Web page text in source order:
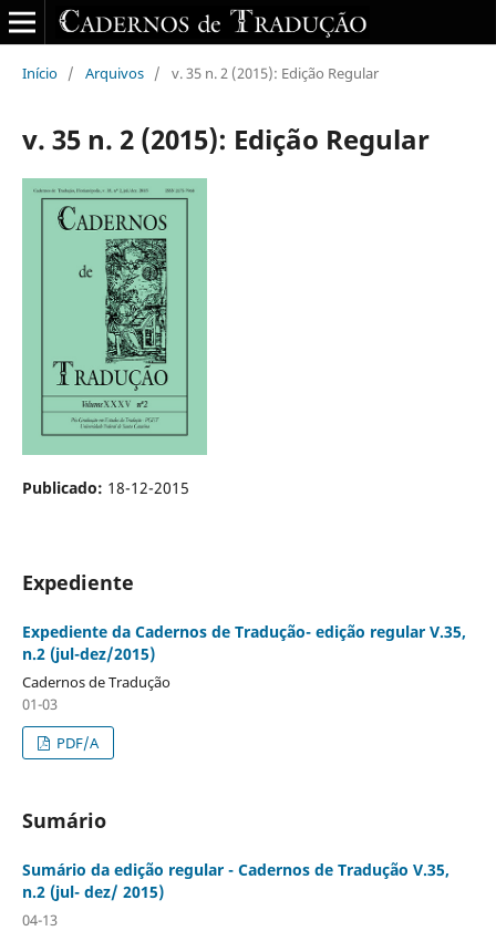
Início / Arquivos / v. 35 n. 2 (2015): Edição Regular
v. 35 n. 2 (2015): Edição Regular
Publicado: 18-12-2015
Expediente
Expediente da Cadernos de Tradução- edição regular V.35,
n.2 (jul-dez/2015)
Cadernos de Tradução
01-03
PDF/A
Sumário
Sumário da edição regular - Cadernos de Tradução V.35,
n.2 (jul- dez/ 2015)
04-13